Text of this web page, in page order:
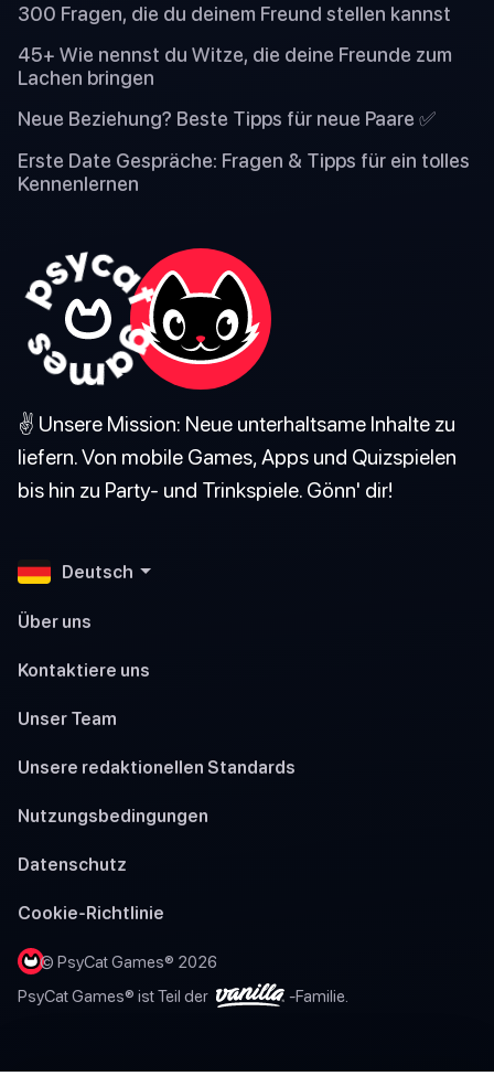
300 Fragen, die du deinem Freund stellen kannst
45+ Wie nennst du Witze, die deine Freunde zum
Lachen bringen
Neue Beziehung? Beste Tipps für neue Paare ✅
Erste Date Gespräche: Fragen & Tipps für ein tolles
Kennenlernen
✌️ Unsere Mission: Neue unterhaltsame Inhalte zu
liefern. Von mobile Games, Apps und Quizspielen
bis hin zu Party- und Trinkspiele. Gönn' dir!
Deutsch
Über uns
Kontaktiere uns
Unser Team
Unsere redaktionellen Standards
Nutzungsbedingungen
Datenschutz
Cookie-Richtlinie
© PsyCat Games® 2026
PsyCat Games® ist Teil der
-Familie.